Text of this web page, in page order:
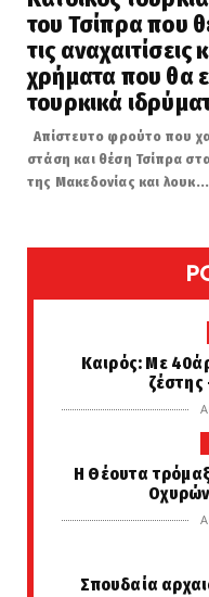
του Τσίπρα που
τις
χρήματα που θα
τουρκικά
Απίστευτο φρούτο που
στάση και θέση Τσίπρα
της Μακεδονίας και λουκ...
Καιρός: Με
ζέστης
H Θέουτα
Σπουδαία